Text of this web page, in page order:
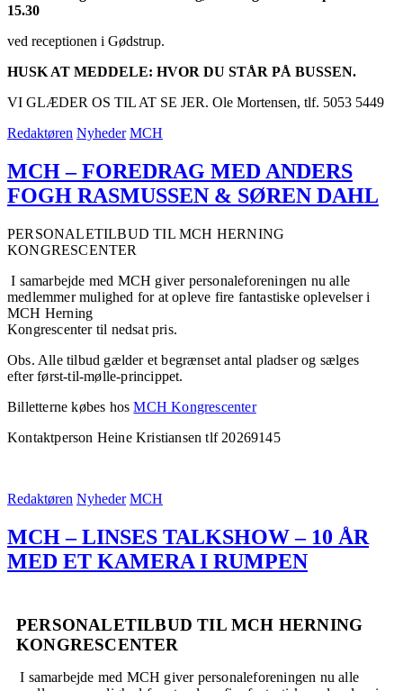
15.30
ved receptionen i Gødstrup.
HUSK AT MEDDELE: HVOR DU STÅR PÅ BUSSEN.
VI GLÆDER OS TIL AT SE JER. Ole Mortensen, tlf. 5053 5449
Redaktøren Nyheder MCH
MCH – FOREDRAG MED ANDERS
FOGH RASMUSSEN & SØREN DAHL
PERSONALETILBUD TIL MCH HERNING
KONGRESCENTER
I samarbejde med MCH giver personaleforeningen nu alle
medlemmer mulighed for at opleve fire fantastiske oplevelser i
MCH Herning
Kongrescenter til nedsat pris.
Obs. Alle tilbud gælder et begrænset antal pladser og sælges
efter først-til-mølle-princippet.
Billetterne købes hosMCH Kongrescenter
Kontaktperson Heine Kristiansen tlf 20269145
Redaktøren Nyheder MCH
MCH – LINSES TALKSHOW – 10 ÅR
MED ET KAMERA I RUMPEN
PERSONALETILBUD TIL MCH HERNING
KONGRESCENTER
I samarbejde med MCH giver personaleforeningen nu alle